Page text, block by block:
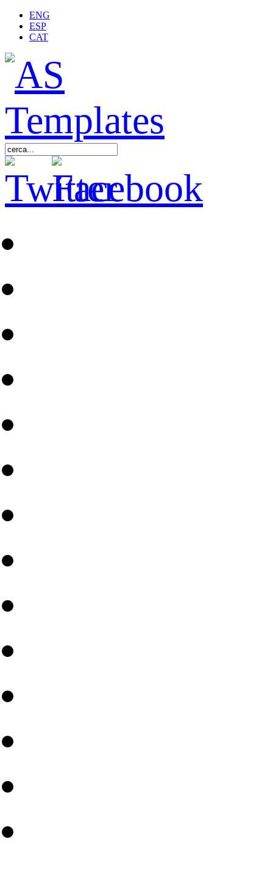
ENG
ESP
CAT